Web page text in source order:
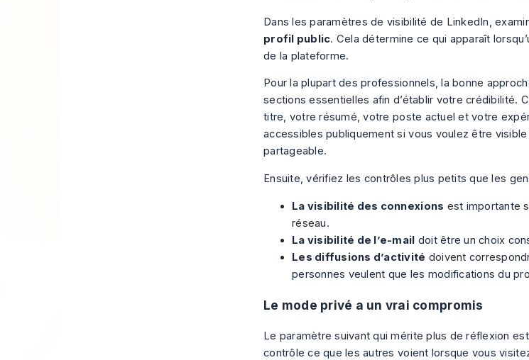
Dans les paramètres de visibilité de LinkedIn,
profil public. Cela détermine ce qui apparaît
de la plateforme.
Pour la plupart des professionnels, la bonne
sections essentielles afin d’établir votre crédibilité.
titre, votre résumé, votre poste actuel et votre
accessibles publiquement si vous voulez être
partageable.
Ensuite, vérifiez les contrôles plus petits que les
La visibilité des connexions est importante
réseau.
La visibilité de l’e-mail doit être un choix
Les diffusions d’activité doivent
personnes veulent que les modifications du
Le mode privé a un vrai compromis
Le paramètre suivant qui mérite plus de réflexion
contrôle ce que les autres voient lorsque vous